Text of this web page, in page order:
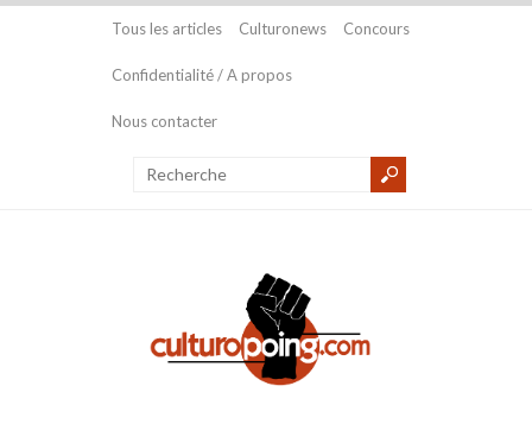
Tous les articles Culturonews Concours
Confidentialité / A propos
Nous contacter